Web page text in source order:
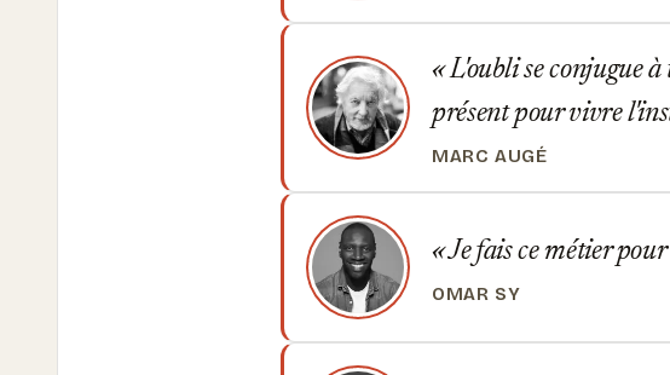
L'oubli se conjugue
présent pour vivre
MARC AUGÉ
Je fais ce métier
OMAR SY